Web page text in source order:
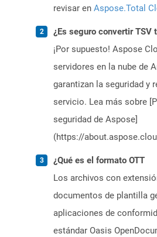
revisar en Aspose.Total
¿Es seguro convertir TSV
¡Por supuesto! Aspose
servidores en la nube de
garantizan la seguridad y
servicio. Lea más sobre
seguridad de Aspose]
(https://
¿Qué es el formato OTT
Los archivos con
documentos de plantilla
aplicaciones de
estándar Oasis